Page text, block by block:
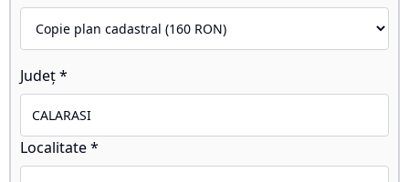
Județ *
Localitate *